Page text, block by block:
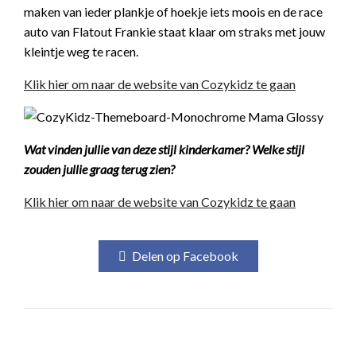
maken van ieder plankje of hoekje iets moois en de race
auto van Flatout Frankie staat klaar om straks met jouw
kleintje weg te racen.
Klik hier om naar de website van Cozykidz te gaan
Wat vinden jullie van deze stijl kinderkamer? Welke stijl
zouden jullie graag terug zien?
Klik hier om naar de website van Cozykidz te gaan
Delen op Facebook